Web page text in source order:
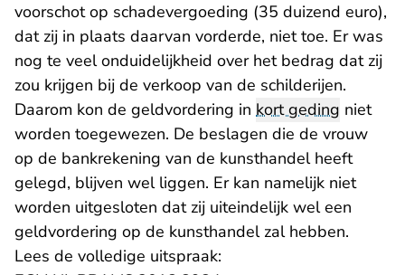
voorschot op schadevergoeding (35 duizend euro),
dat zij in plaats daarvan vorderde, niet toe. Er was
nog te veel onduidelijkheid over het bedrag dat zij
zou krijgen bij de verkoop van de schilderijen.
Daarom kon de geldvordering in kort geding niet
worden toegewezen. De beslagen die de vrouw
op de bankrekening van de kunsthandel heeft
gelegd, blijven wel liggen. Er kan namelijk niet
worden uitgesloten dat zij uiteindelijk wel een
geldvordering op de kunsthandel zal hebben.
Lees de volledige uitspraak: